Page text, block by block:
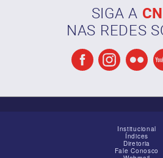
SIGA A
NAS REDES
Institucional
Índices
Diretoria
Fale Conosco